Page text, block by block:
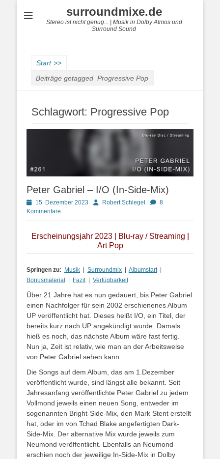
surroundmixe.de
Stereo ist nicht genug... | Musik in Dolby Atmos und
Surround Sound
Start >>
Beiträge getagged Progressive Pop
Schlagwort: Progressive Pop
Peter Gabriel – I/O (In-Side-Mix)
Posted
on
15. Dezember 2023 AutorRobert Schlegel
8
Kommentare
Erscheinungsjahr 2023 | Blu-ray / Streaming |
Art Pop
Springen zu: Musik | Surroundmix | Albumstart|
Bonusmaterial | Fazit| Verfügbarkeit
Über 21 Jahre hat es nun gedauert, bis Peter Gabriel
einen Nachfolger für sein 2002 erschienenes Album
UP veröffentlicht hat. Dieses heißt I/O, ein Titel, der
bereits kurz nach UP angekündigt wurde. Damals
hieß es noch, das nächste Album wäre fast fertig.
Nun ja, Zeit ist relativ, wie man an der Arbeitsweise
von Peter Gabriel sehen kann.
Die Songs auf dem Album, das am 1.Dezember
veröffentlicht wurde, sind längst alle bekannt. Seit
Jahresanfang veröffentlichte Peter Gabriel zu jedem
Vollmond jeweils einen neuen Song, entweder im
sogenannten Bright-Side-Mix, den Mark Stent erstellt
hat, oder im von Tchad Blake angefertigten Dark-
Side-Mix. Der alternative Mix wurde jeweils zum
Neumond veröffentlicht. Ebenfalls an Neumond
erschien noch der jeweilige In-Side-Mix in Dolby